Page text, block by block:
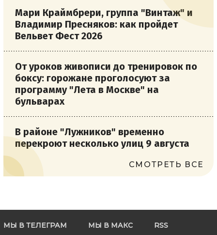
Мари Краймбрери, группа "Винтаж" и
Владимир Пресняков: как пройдет
Вельвет Фест 2026
От уроков живописи до тренировок по
боксу: горожане проголосуют за
программу "Лета в Москве" на
бульварах
В районе "Лужников" временно
перекроют несколько улиц 9 августа
СМОТРЕТЬ ВСЕ
МЫ В ТЕЛЕГРАМ МЫ В МАКС RSS